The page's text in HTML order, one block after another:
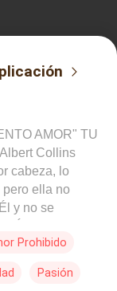
AMOR" TU
Collins
cabeza, lo
ella no
y no se
las
rebelde,
Prohibido
Pasión